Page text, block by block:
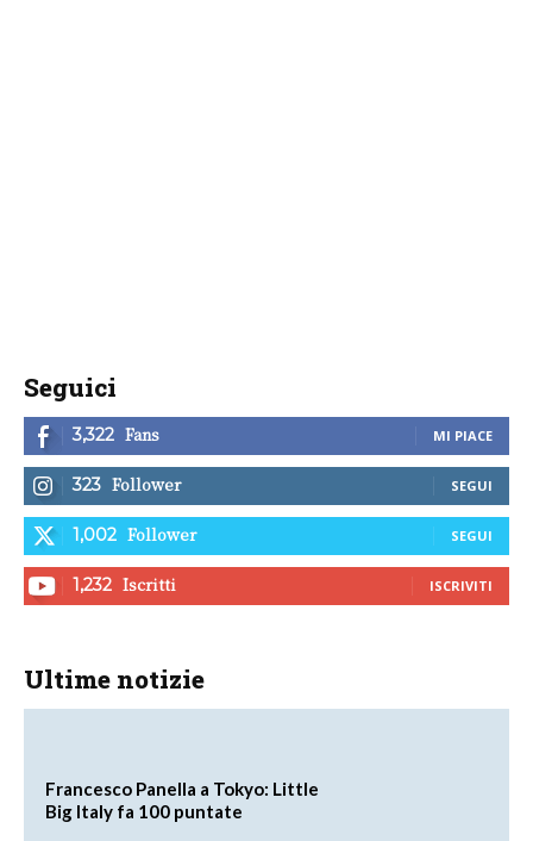
Seguici
3,322 Fans MI PIACE
323 Follower SEGUI
1,002 Follower SEGUI
1,232 Iscritti ISCRIVITI
Ultime notizie
Francesco Panella a Tokyo: Little
Big Italy fa 100 puntate